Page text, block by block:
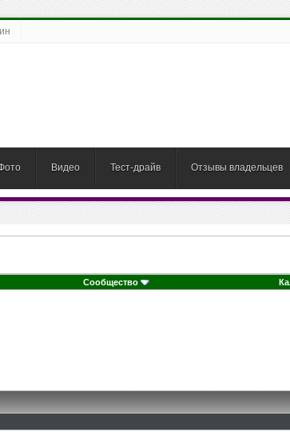
Видео Тест-драйв Отзывы владельцев
Сообщество